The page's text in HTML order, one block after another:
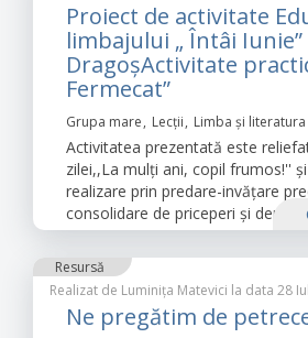
Proiect de activitate
limbajului „ Întâi Iunie”
DragoșActivitate
Fermecat”
Grupa mare Lecții Limba şi
Activitatea prezentată este
zilei,,La mulți ani, copil frumos!''
realizare prin predare-invățare
consolidare de priceperi și
Resursă
Realizat de Luminița Matevici la data 28
Ne pregătim de